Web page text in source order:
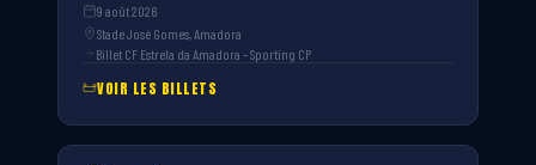
9 août 2026
Stade José Gomes, Amadora
Billet CF Estrela da Amadora – Sporting CP
VOIR LES BILLETS